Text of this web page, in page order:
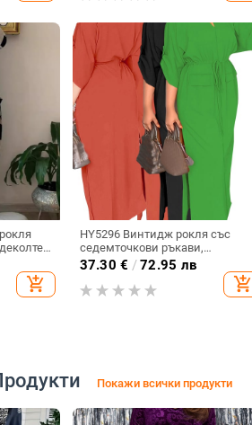
и
add_shopping_cart
HY5296 Винтидж рокля със
седемточкови ръкави,
едноцветна рокля, за навън, за
пътуване, парти, линия, с
разделяне и връзки
37.30 € /72.95 лв
add_shopping_cart
Покажи всички продукти